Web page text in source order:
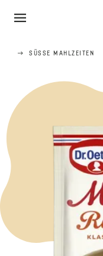
SÜSSE MAHLZEITEN